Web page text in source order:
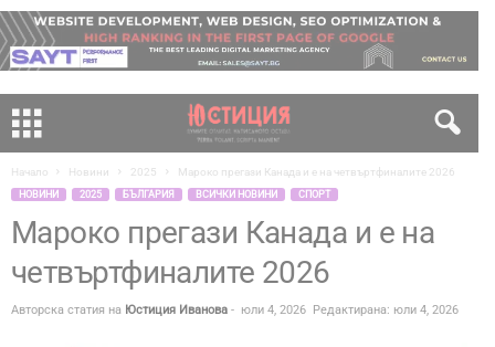
Начало Новини 2025 Мароко прегази Канада и е на четвъртфиналите 2026
НОВИНИ 2025 БЪЛГАРИЯ ВСИЧКИ НОВИНИ СПОРТ
Мароко прегази Канада и е на
четвъртфиналите 2026
Авторска статия на Юстиция Иванова - юли 4, 2026 Редактирана: юли 4, 2026